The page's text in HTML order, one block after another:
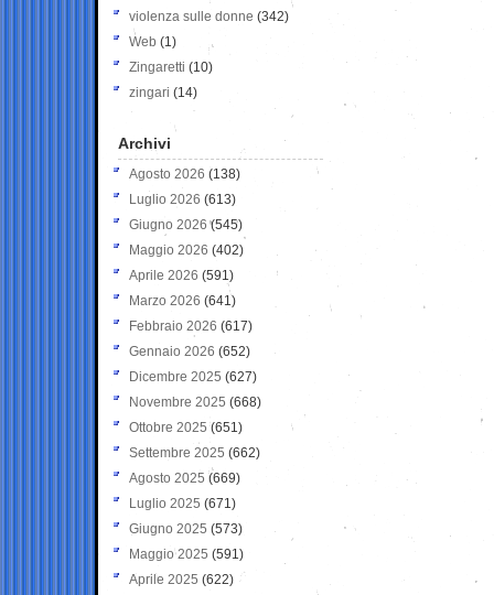
violenza sulle donne (342)
Web (1)
Zingaretti (10)
zingari (14)
Archivi
Agosto 2026 (138)
Luglio 2026 (613)
Giugno 2026 (545)
Maggio 2026 (402)
Aprile 2026 (591)
Marzo 2026 (641)
Febbraio 2026 (617)
Gennaio 2026 (652)
Dicembre 2025 (627)
Novembre 2025 (668)
Ottobre 2025 (651)
Settembre 2025 (662)
Agosto 2025 (669)
Luglio 2025 (671)
Giugno 2025 (573)
Maggio 2025 (591)
Aprile 2025 (622)